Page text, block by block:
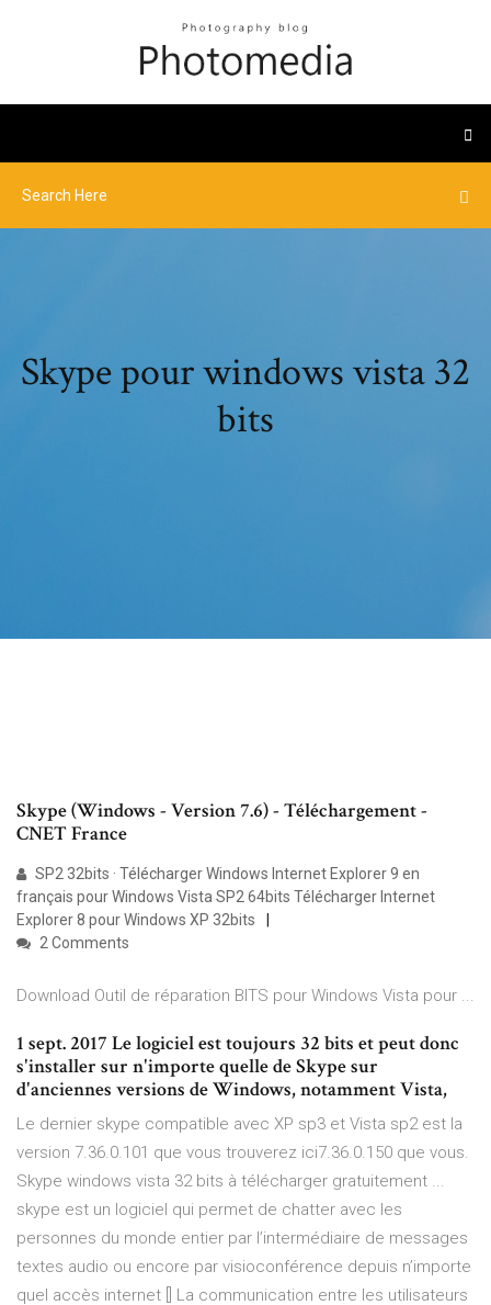
Skype pour windows vista 32
bits
Skype (Windows - Version 7.6) - Téléchargement -
CNET France
SP2 32bits · Télécharger Windows Internet Explorer 9 en
français pour Windows Vista SP2 64bits Télécharger Internet
Explorer 8 pour Windows XP 32bits
2 Comments
Download Outil de réparation BITS pour Windows Vista pour ...
1 sept. 2017 Le logiciel est toujours 32 bits et peut donc
s'installer sur n'importe quelle de Skype sur
d'anciennes versions de Windows, notamment Vista,
Le dernier skype compatible avec XP sp3 et Vista sp2 est la
version 7.36.0.101 que vous trouverez ici7.36.0.150 que vous.
Skype windows vista 32 bits à télécharger gratuitement ...
skype est un logiciel qui permet de chatter avec les
personnes du monde entier par l’intermédiaire de messages
textes audio ou encore par visioconférence depuis n’importe
quel accès internet [] La communication entre les utilisateurs